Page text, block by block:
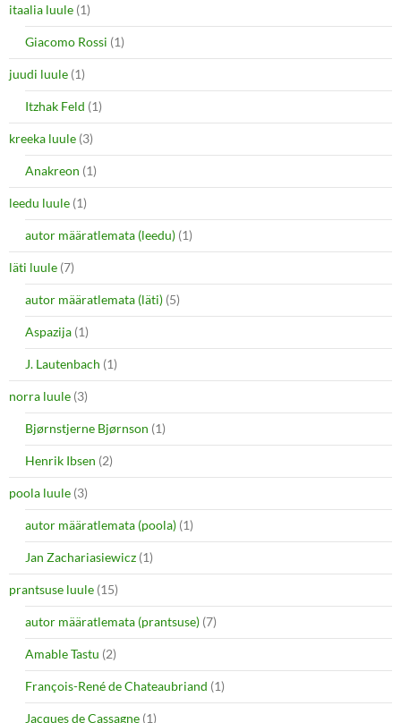
itaalia luule (1)
Giacomo Rossi (1)
juudi luule (1)
Itzhak Feld (1)
kreeka luule (3)
Anakreon (1)
leedu luule (1)
autor määratlemata (leedu) (1)
läti luule (7)
autor määratlemata (läti) (5)
Aspazija (1)
J. Lautenbach (1)
norra luule (3)
Bjørnstjerne Bjørnson (1)
Henrik Ibsen (2)
poola luule (3)
autor määratlemata (poola) (1)
Jan Zachariasiewicz (1)
prantsuse luule (15)
autor määratlemata (prantsuse) (7)
Amable Tastu (2)
François-René de Chateaubriand (1)
Jacques de Cassagne (1)